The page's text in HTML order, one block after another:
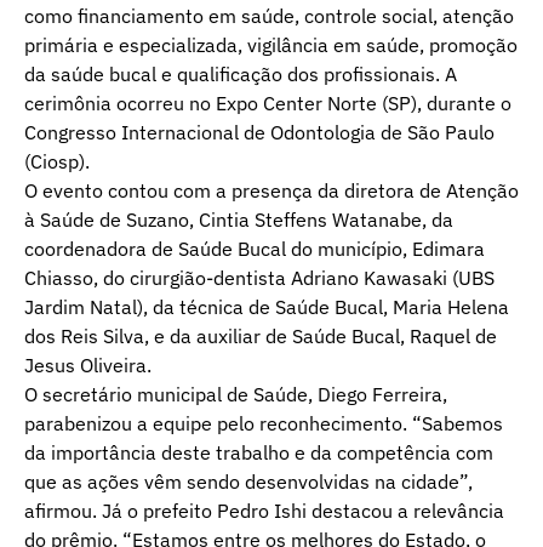
como financiamento em saúde, controle social, atenção
primária e especializada, vigilância em saúde, promoção
da saúde bucal e qualificação dos profissionais. A
cerimônia ocorreu no Expo Center Norte (SP), durante o
Congresso Internacional de Odontologia de São Paulo
(Ciosp).
O evento contou com a presença da diretora de Atenção
à Saúde de Suzano, Cintia Steffens Watanabe, da
coordenadora de Saúde Bucal do município, Edimara
Chiasso, do cirurgião-dentista Adriano Kawasaki (UBS
Jardim Natal), da técnica de Saúde Bucal, Maria Helena
dos Reis Silva, e da auxiliar de Saúde Bucal, Raquel de
Jesus Oliveira.
O secretário municipal de Saúde, Diego Ferreira,
parabenizou a equipe pelo reconhecimento. “Sabemos
da importância deste trabalho e da competência com
que as ações vêm sendo desenvolvidas na cidade”,
afirmou. Já o prefeito Pedro Ishi destacou a relevância
do prêmio. “Estamos entre os melhores do Estado, o